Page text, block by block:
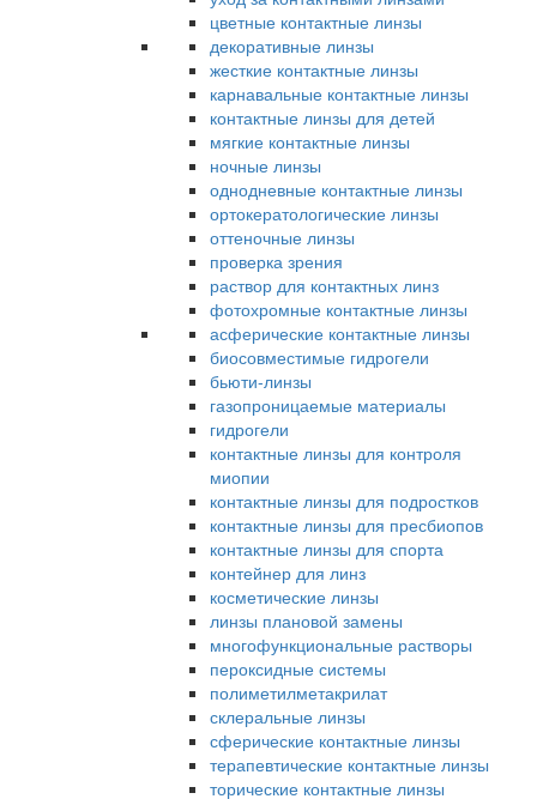
цветные контактные линзы
декоративные линзы
жесткие контактные линзы
карнавальные контактные линзы
контактные линзы для детей
мягкие контактные линзы
ночные линзы
однодневные контактные линзы
ортокератологические линзы
оттеночные линзы
проверка зрения
раствор для контактных линз
фотохромные контактные линзы
асферические контактные линзы
биосовместимые гидрогели
бьюти-линзы
газопроницаемые материалы
гидрогели
контактные линзы для контроля
миопии
контактные линзы для подростков
контактные линзы для пресбиопов
контактные линзы для спорта
контейнер для линз
косметические линзы
линзы плановой замены
многофункциональные растворы
пероксидные системы
полиметилметакрилат
склеральные линзы
сферические контактные линзы
терапевтические контактные линзы
торические контактные линзы